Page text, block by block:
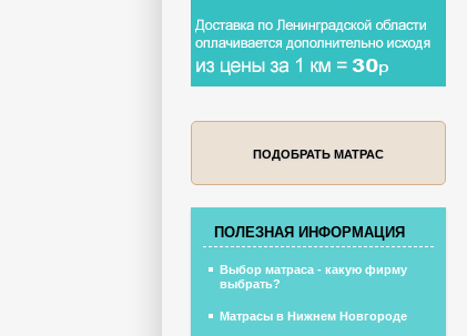
ПОДОБРАТЬ МАТРАС
ПОЛЕЗНАЯ ИНФОРМАЦИЯ
Выбор матраса - какую фирму
выбрать?
Матрасы в Нижнем Новгороде